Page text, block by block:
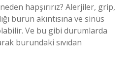
hapşırırız? Alerjiler, grip,
burun akıntısına ve sinüs
Ve bu gibi durumlarda
burundaki sıvıdan